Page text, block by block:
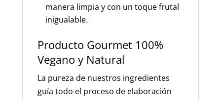
manera limpia y con un toque frutal
inigualable.
Producto Gourmet 100%
Vegano y Natural
La pureza de nuestros ingredientes
guía todo el proceso de elaboración